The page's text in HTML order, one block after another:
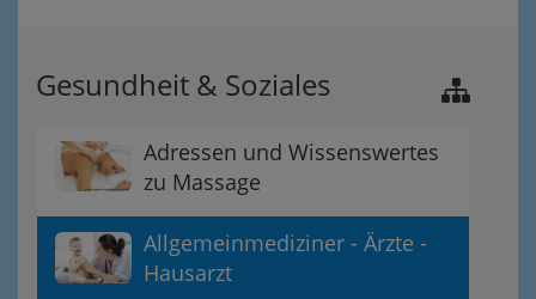
Gesundheit & Soziales
Adressen und Wissenswertes
zu Massage
Allgemeinmediziner - Ärzte -
Hausarzt